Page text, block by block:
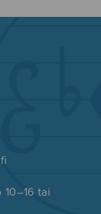
tai